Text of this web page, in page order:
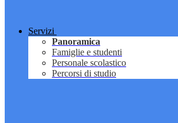
Servizi
Panoramica
Famiglie e studenti
Personale scolastico
Percorsi di studio